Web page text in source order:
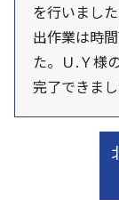
を行いまし
出作業は時
た。Ｕ.Ｙ様
完了できまし